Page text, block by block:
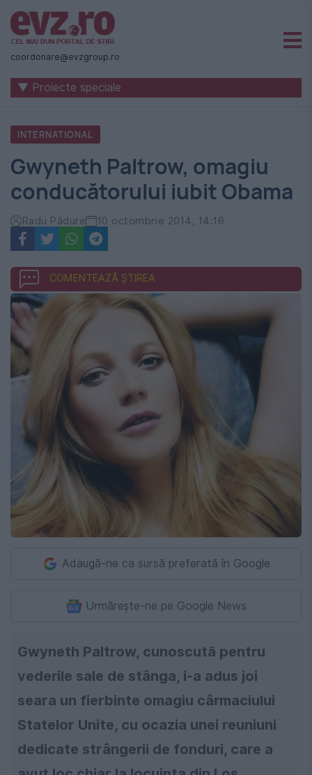
Știri
naționale
internaționale
România
-
Evenimentul
Zilei
coordonare@evzgroup.ro
▼ Proiecte speciale
INTERNATIONAL
Gwyneth Paltrow, omagiu
conducătorului iubit Obama
Radu Pădure 10 octombrie 2014, 14:16
COMENTEAZĂ ȘTIREA
Adaugă-ne ca sursă preferată în Google
Urmărește-ne pe Google News
Gwyneth Paltrow, cunoscută pentru
vederile sale de stânga, i-a adus joi
seara un fierbinte omagiu cârmaciului
Statelor Unite, cu ocazia unei reuniuni
dedicate strângerii de fonduri, care a